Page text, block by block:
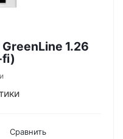
fi)
Сравнить